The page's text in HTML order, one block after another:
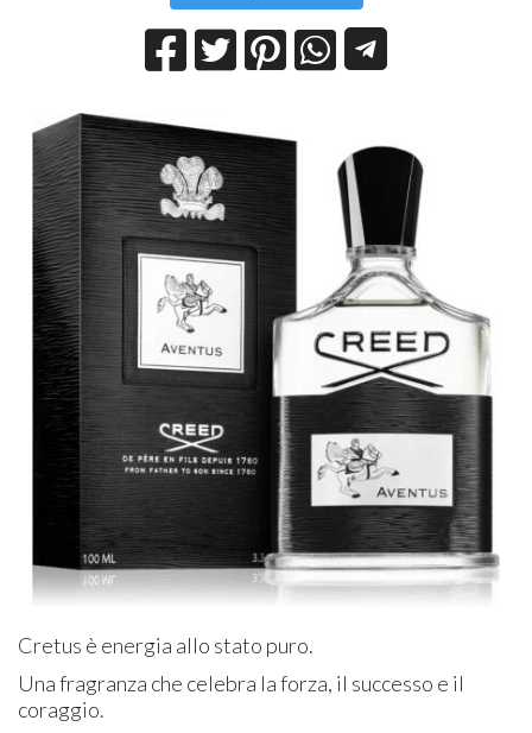
Cretus è energia allo stato puro.
Una fragranza che celebra la forza, il successo e il
coraggio.